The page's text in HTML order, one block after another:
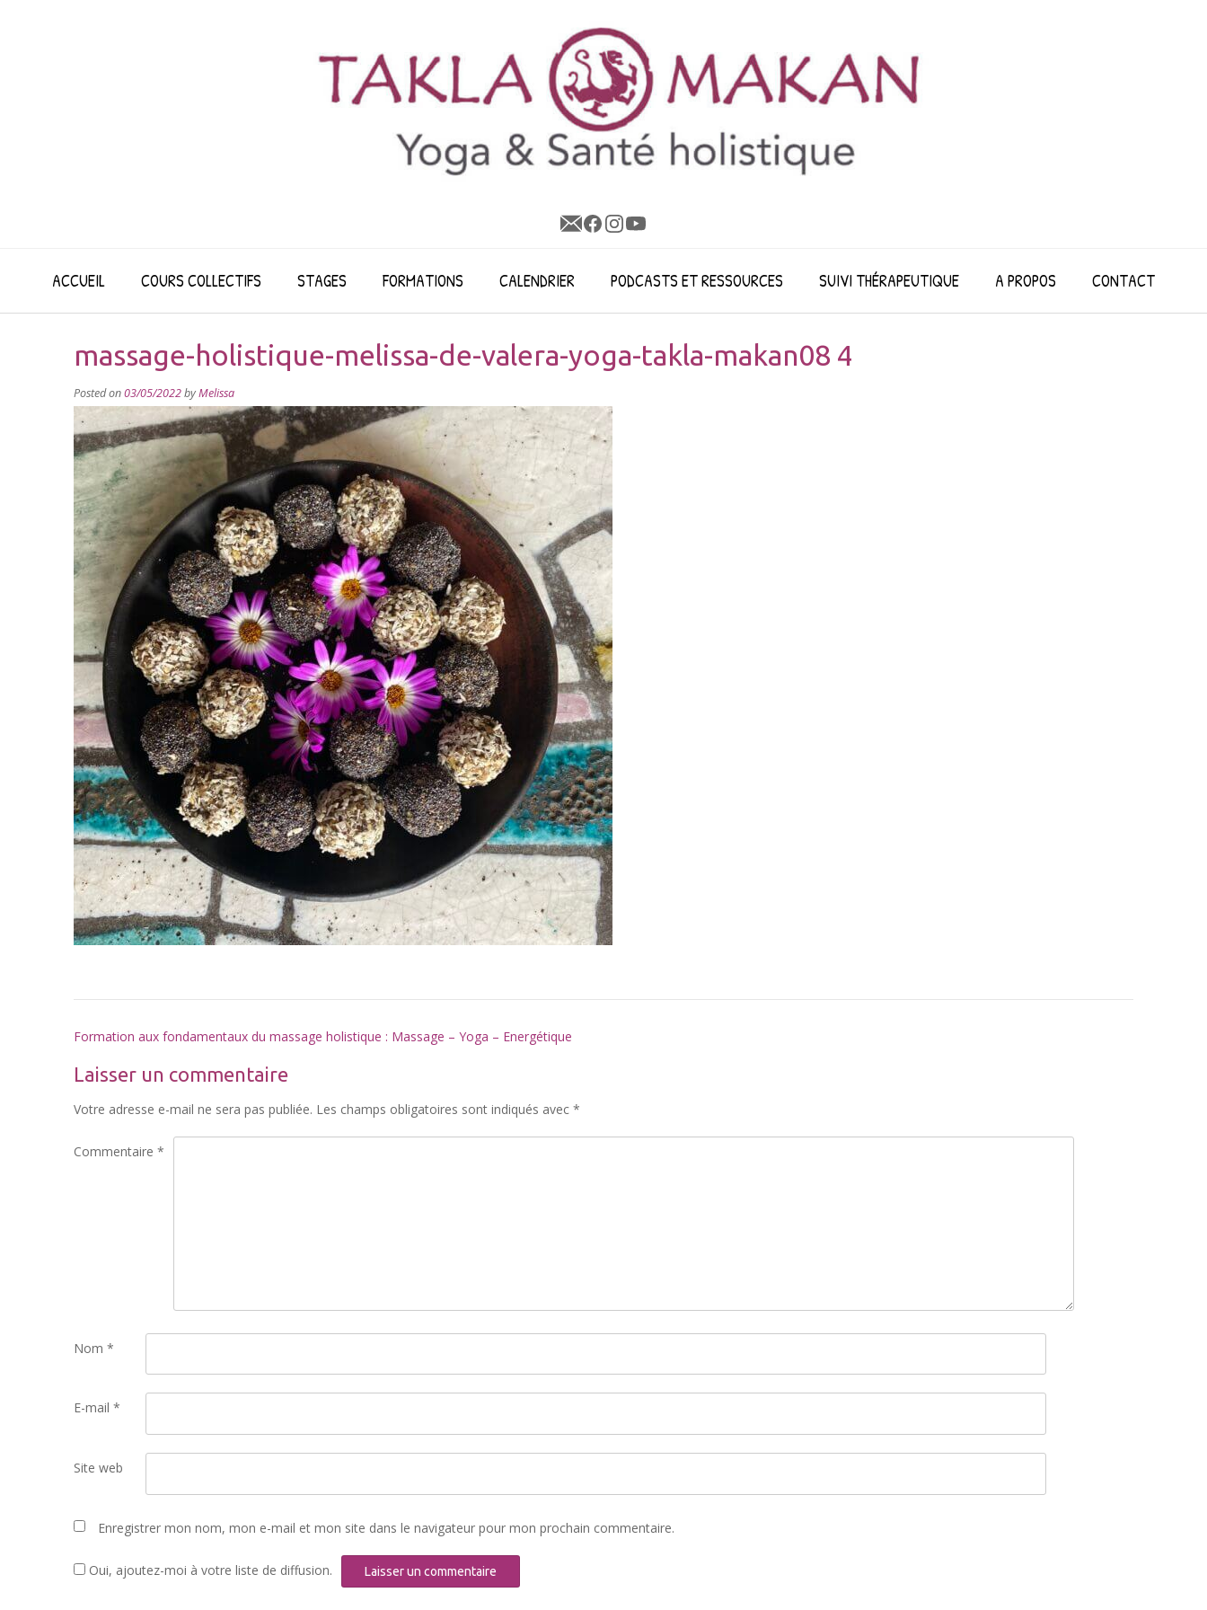
ACCUEIL COURS COLLECTIFS STAGES FORMATIONS CALENDRIER PODCASTS ET RESSOURCES SUIVI THÉRAPEUTIQUE A PROPOS CONTACT
massage-holistique-melissa-de-valera-yoga-takla-makan08 4
Posted on03/05/2022byMelissa
Post
Formation aux fondamentaux du massage holistique : Massage – Yoga – Energétique
Laisser un commentaire
Votre adresse e-mail ne sera pas publiée. Les champs obligatoires sont indiqués avec *
Commentaire *
Nom *
E-mail *
Site web
Enregistrer mon nom, mon e-mail et mon site dans le navigateur pour mon prochain commentaire.
Oui, ajoutez-moi à votre liste de diffusion.